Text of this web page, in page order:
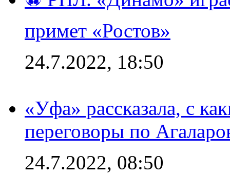
примет «Ростов»
24.7.2022, 18:50
«Уфа» рассказала, с
переговоры по
24.7.2022, 08:50